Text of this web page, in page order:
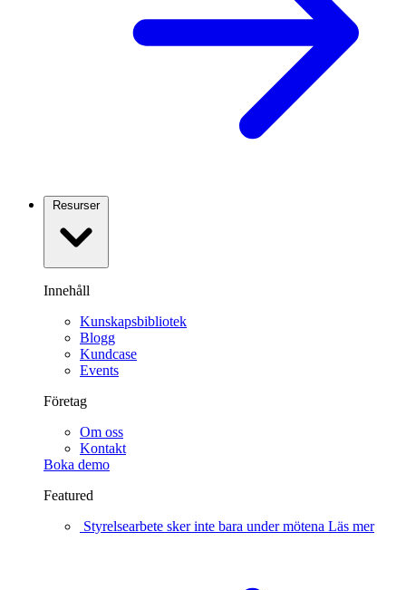
Resurser
Innehåll
Kunskapsbibliotek
Blogg
Kundcase
Events
Företag
Om oss
Kontakt
Boka demo
Featured
Styrelsearbete sker inte bara under mötena Läs mer